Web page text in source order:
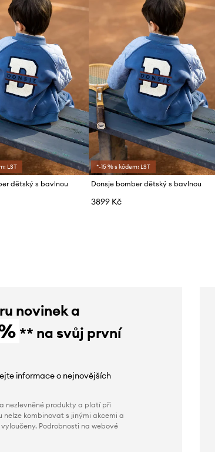
LST
dětský s bavlnou
*-15 % s kódem: LST
Donsje bomber dětský s bavlnou
3899 Kč
novinek a
** na svůj první
informace o nejnovějších
nezlevněné produkty a platí při
nelze kombinovat s jinými akcemi a
Podrobnosti na webové